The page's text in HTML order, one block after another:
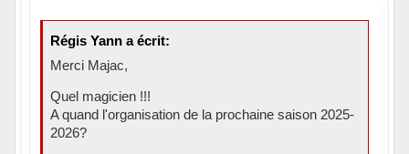
Régis Yann a écrit:
Merci Majac,
Quel magicien !!!
A quand l'organisation de la prochaine saison 2025-
2026?